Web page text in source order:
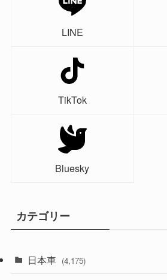
LINE
TikTok
Bluesky
カテゴリー
日本車 (4,175)